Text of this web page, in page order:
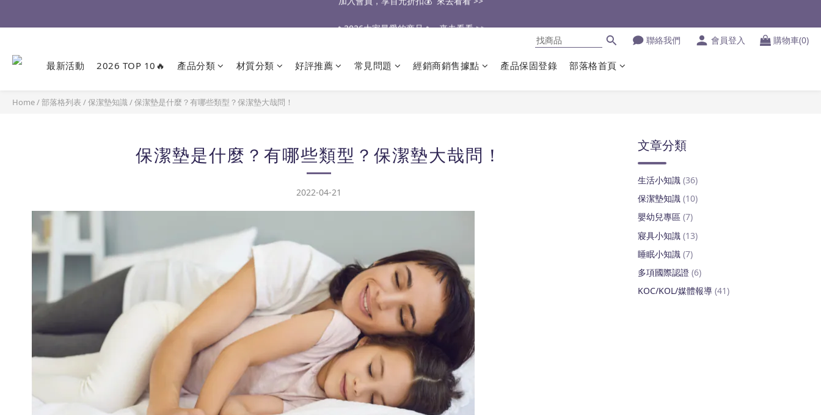
聯絡我們 會員登入 購物車(0)
最新活動 2026 TOP 10🔥 產品分類 材質分類 好評推薦 常見問題 經銷商銷售據點 產品保固登錄 部落格首頁
Home/部落格列表 /保潔墊知識/保潔墊是什麼？有哪些類型？保潔墊大哉問！
保潔墊是什麼？有哪些類型？保潔墊大哉問！
2022-04-21
文章分類
生活小知識 (36)
保潔墊知識 (10)
嬰幼兒專區 (7)
寢具小知識 (13)
睡眠小知識 (7)
多項國際認證 (6)
KOC/KOL/媒體報導 (41)